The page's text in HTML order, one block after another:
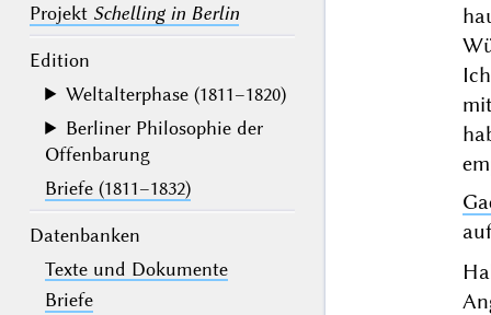
Projekt Schelling in Berlin
Edition
Weltalterphase (1811–1820)
Berliner Philosophie der
Offenbarung
Briefe (1811–1832)
Datenbanken
Texte und Dokumente
Briefe